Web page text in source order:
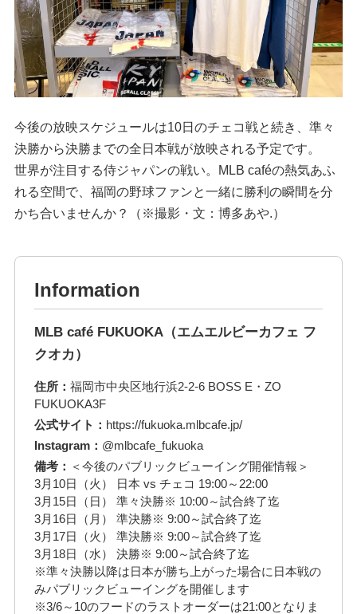
今後の放映スケジュールは10日のチェコ戦と続き、準々
決勝から決勝までの全日本戦が放映される予定です。
世界が注目する侍ジャパンの戦い。MLB caféの熱気あふ
れる空間で、福岡の野球ファンと一緒に勝利の瞬間を分
かち合いませんか？（※撮影・文：博多あや.）
Information
MLB café FUKUOKA（エムエルビーカフェ フ
クオカ）
住所： 福岡市中央区地行浜2-2-6 BOSS E・ZO
FUKUOKA3F
公式サイト： https://fukuoka.mlbcafe.jp/
Instagram： @mlbcafe_fukuoka
備考： ＜今後のパブリックビューイング開催情報＞
3月10日（火） 日本 vs チェコ 19:00～22:00
3月15日（日） 準々決勝※ 10:00～試合終了迄
3月16日（月） 準決勝※ 9:00～試合終了迄
3月17日（火） 準決勝※ 9:00～試合終了迄
3月18日（水） 決勝※ 9:00～試合終了迄
※準々決勝以降は日本が勝ち上がった場合に日本戦の
みパブリックビューイングを開催します
※3/6～10のフードのラストオーダーは21:00となりま